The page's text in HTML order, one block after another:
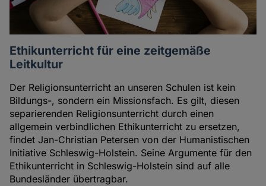
Ethikunterricht für eine zeitgemäße
Leitkultur
Der Religionsunterricht an unseren Schulen ist kein
Bildungs-, sondern ein Missionsfach. Es gilt, diesen
separierenden Religionsunterricht durch einen
allgemein verbindlichen Ethikunterricht zu ersetzen,
findet Jan-Christian Petersen von der Humanistischen
Initiative Schleswig-Holstein. Seine Argumente für den
Ethikunterricht in Schleswig-Holstein sind auf alle
Bundesländer übertragbar.